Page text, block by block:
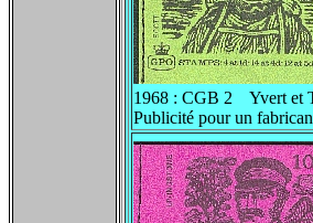
1968 : CGB 2 Yvert
Publicité pour un